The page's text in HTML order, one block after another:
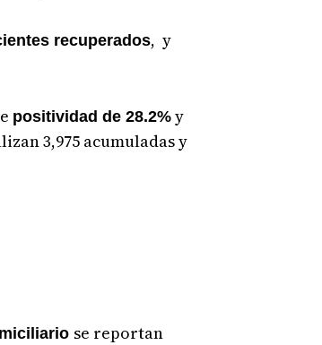
recuperados, y
positividad de 28.2%y
3,975 acumuladas y
se reportan